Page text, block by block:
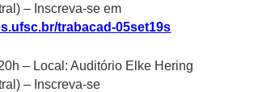
– Inscreva-se em
trabacad-05set19s
– Local: Auditório Elke Hering
– Inscreva-se